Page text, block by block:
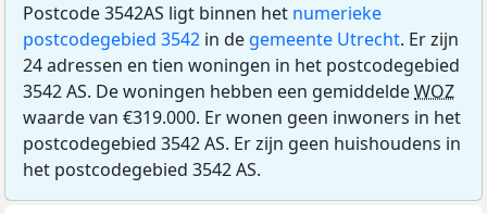
Postcode 3542AS ligt binnen het numerieke
postcodegebied 3542 in de gemeente Utrecht. Er zijn
24 adressen en tien woningen in het postcodegebied
3542 AS. De woningen hebben een gemiddeldeWOZ
waarde van €319.000. Er wonen geen inwoners in het
postcodegebied 3542 AS. Er zijn geen huishoudens in
het postcodegebied 3542 AS.